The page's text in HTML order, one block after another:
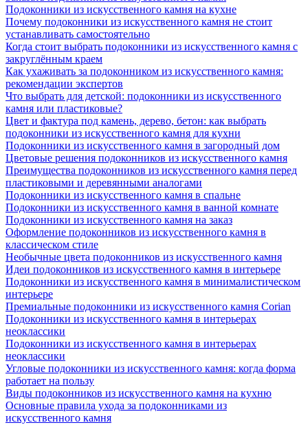
Подоконники из искусственного камня на кухне
Почему подоконники из искусственного камня не стоит
устанавливать самостоятельно
Когда стоит выбрать подоконники из искусственного камня с
закруглённым краем
Как ухаживать за подоконником из искусственного камня:
рекомендации экспертов
Что выбрать для детской: подоконники из искусственного
камня или пластиковые?
Цвет и фактура под камень, дерево, бетон: как выбрать
подоконники из искусственного камня для кухни
Подоконники из искусственного камня в загородный дом
Цветовые решения подоконников из искусственного камня
Преимущества подоконников из искусственного камня перед
пластиковыми и деревянными аналогами
Подоконники из искусственного камня в спальне
Подоконники из искусственного камня в ванной комнате
Подоконники из искусственного камня на заказ
Оформление подоконников из искусственного камня в
классическом стиле
Необычные цвета подоконников из искусственного камня
Идеи подоконников из искусственного камня в интерьере
Подоконники из искусственного камня в минималистическом
интерьере
Премиальные подоконники из искусственного камня Corian
Подоконники из искусственного камня в интерьерах
неоклассики
Подоконники из искусственного камня в интерьерах
неоклассики
Угловые подоконники из искусственного камня: когда форма
работает на пользу
Виды подоконников из искусственного камня на кухню
Основные правила ухода за подоконниками из
искусственного камня